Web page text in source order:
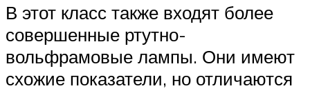
В этот класс также входят более
совершенные ртутно-
вольфрамовые лампы. Они имеют
схожие показатели, но отличаются